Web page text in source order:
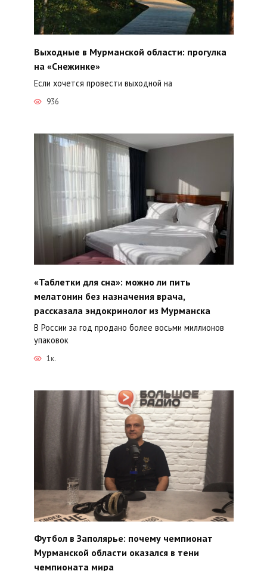
Выходные в Мурманской области: прогулка
на «Снежинке»
Если хочется провести выходной на
936
«Таблетки для сна»: можно ли пить
мелатонин без назначения врача,
рассказала эндокринолог из Мурманска
В России за год продано более восьми миллионов
упаковок
1к.
Футбол в Заполярье: почему чемпионат
Мурманской области оказался в тени
чемпионата мира